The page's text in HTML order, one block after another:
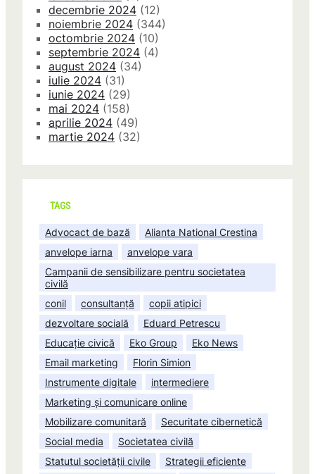
decembrie 2024 (12)
noiembrie 2024 (344)
octombrie 2024 (10)
septembrie 2024 (4)
august 2024 (34)
iulie 2024 (31)
iunie 2024 (29)
mai 2024 (158)
aprilie 2024 (49)
martie 2024 (32)
TAGS
Advocact de bază
Alianta National Crestina
anvelope iarna
anvelope vara
Campanii de sensibilizare pentru societatea
civilă
conil
consultanță
copii atipici
dezvoltare socială
Eduard Petrescu
Educație civică
Eko Group
Eko News
Email marketing
Florin Simion
Instrumente digitale
intermediere
Marketing și comunicare online
Mobilizare comunitară
Securitate cibernetică
Social media
Societatea civilă
Statutul societății civile
Strategii eficiente